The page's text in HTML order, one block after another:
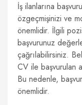
İş ilanlarına
özgeçmişinizi ve
önemlidir. İlgili
başvurunuz
çağrılabilirsiniz.
CV ile başvurulan
Bu nedenle,
önemlidir.